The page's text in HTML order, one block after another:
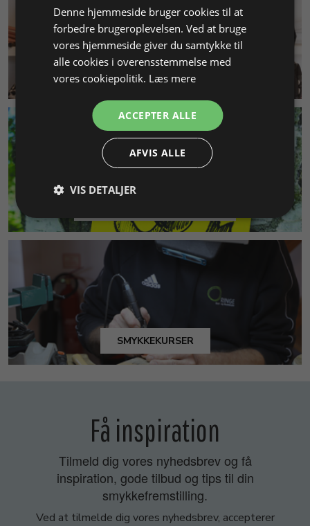
KUNDESERVICE
SMYKKEKURSER
Få inspiration
Tilmeld dig vores nyhedsbrev og få
inspiration, gode tilbud og tips til din
smykkefremstilling.
Ved at tilmelde dig vores nyhedsbrev, accepterer
Denne hjemmeside bruger cookies til at
forbedre brugeroplevelsen. Ved at bruge
vores hjemmeside giver du samtykke til
alle cookies i overensstemmelse med
vores cookiepolitik. Læs mere
ACCEPTER ALLE
AFVIS ALLE
VIS DETALJER